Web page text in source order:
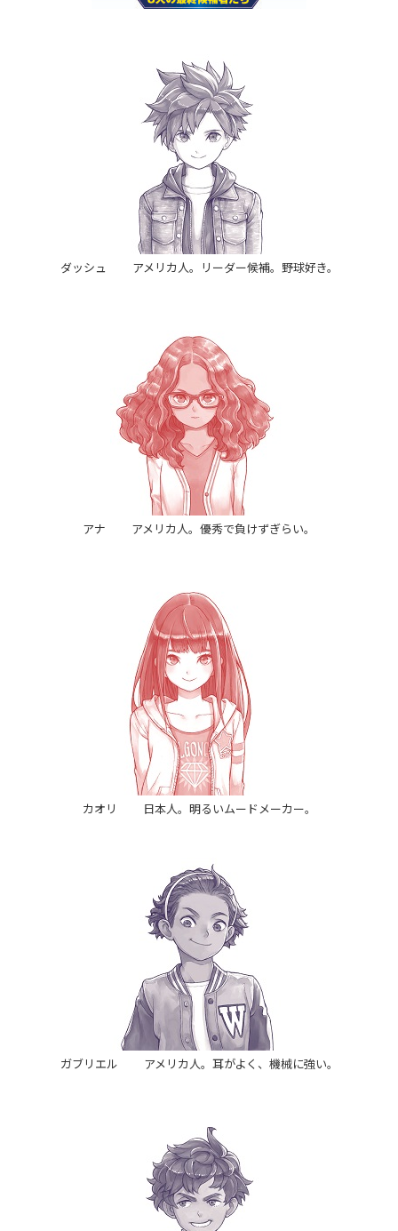
ダッシュ アメリカ人。リーダー候補。野球好き。
アナ アメリカ人。優秀で負けずぎらい。
カオリ 日本人。明るいムードメーカー。
ガブリエル アメリカ人。耳がよく、機械に強い。